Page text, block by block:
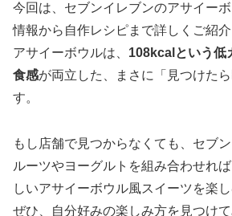
今回は、セブンイレブンのアサイー
情報から自作レシピまで詳しくご紹
アサイーボウルは、 108kcalという低
食感が両立した、まさに「見つけた
す。
もし店舗で見つからなくても、セブ
ルーツやヨーグルトを組み合わせれ
しいアサイーボウル風スイーツを楽
ぜひ、自分好みの楽しみ方を見つけて